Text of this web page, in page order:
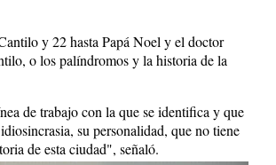
y 22 hasta Papá Noel y el doctor
o los palíndromos y la historia de la
de trabajo con la que se identifica y que
su personalidad, que no tiene
de esta ciudad", señaló.